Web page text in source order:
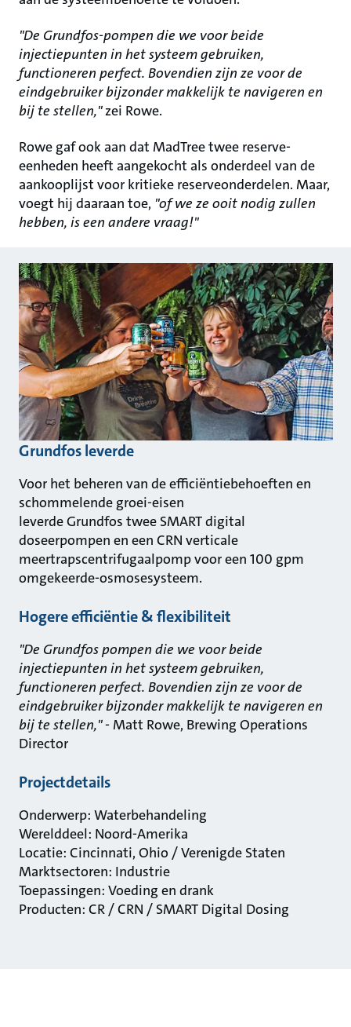
"De Grundfos-pompen die we voor beide
injectiepunten in het systeem gebruiken,
functioneren perfect. Bovendien zijn ze voor de
eindgebruiker bijzonder makkelijk te navigeren en
bij te stellen,"zei Rowe.
Rowe gaf ook aan dat MadTree twee reserve-
eenheden heeft aangekocht als onderdeel van de
aankooplijst voor kritieke reserveonderdelen. Maar,
voegt hij daaraan toe, "of we ze ooit nodig zullen
hebben, is een andere vraag!"
Grundfosleverde
Voor het beheren van de efficiëntiebehoeften en
schommelende groei-eisen
leverde Grundfos twee SMART digital
doseerpompen en een CRN verticale
meertrapscentrifugaalpomp voor een 100 gpm
omgekeerde-osmosesysteem.
Hogereefficiëntie & flexibiliteit
"De Grundfos pompen die we voor beide
injectiepunten in het systeem gebruiken,
functioneren perfect. Bovendien zijn ze voor de
eindgebruiker bijzonder makkelijk te navigeren en
bij te stellen,"- Matt Rowe, Brewing Operations
Director
Projectdetails
Onderwerp: Waterbehandeling
Werelddeel: Noord-Amerika
Locatie: Cincinnati, Ohio / Verenigde Staten
Marktsectoren: Industrie
Toepassingen: Voeding en drank
Producten: CR / CRN / SMART Digital Dosing